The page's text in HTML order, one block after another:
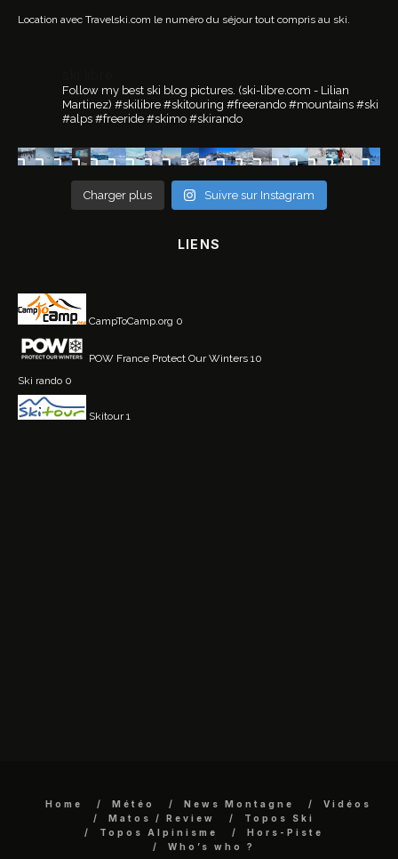
Location avec Travelski.com le numéro du séjour tout compris au ski.
Follow my best ski blog pictures. (ski-libre.com - Lilian
Martinez) #skilibre #skitouring #freerando #mountains #ski
#alps #freeride #skimo #skirando
Charger plus Suivre sur Instagram
LIENS
CampToCamp.org 0
POW France Protect Our Winters 10
Ski rando 0
Skitour1
Home Météo News Montagne
Vidéos
Matos / Review
Topos Ski
Topos Alpinisme
Hors-Piste
Who’s who ?